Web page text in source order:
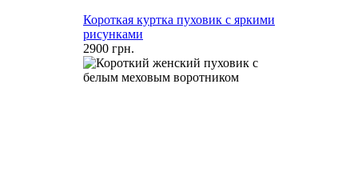
Короткая куртка пуховик с яркими
рисунками
2900 грн.